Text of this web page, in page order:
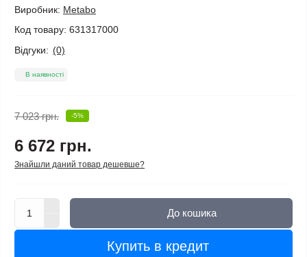
Виробник: Metabo
Код товару: 631317000
Відгуки: (0)
В наявності
7 023 грн. -5%
6 672 грн.
Знайшли даний товар дешевше?
До кошика
Купить в кредит